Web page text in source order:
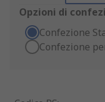
Opzioni di
Confezione
Confezione